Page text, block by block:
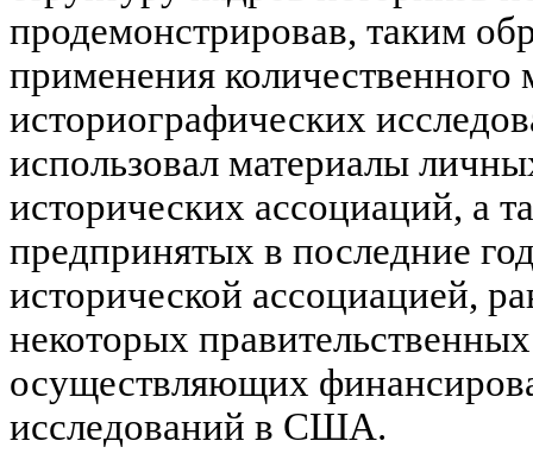
продемонстрировав, таким
применения количественного
историографических
использовал материалы
исторических ассоциаций, а
предпринятых в последние
исторической ассоциацией,
некоторых
осуществляющих
исследований в США.